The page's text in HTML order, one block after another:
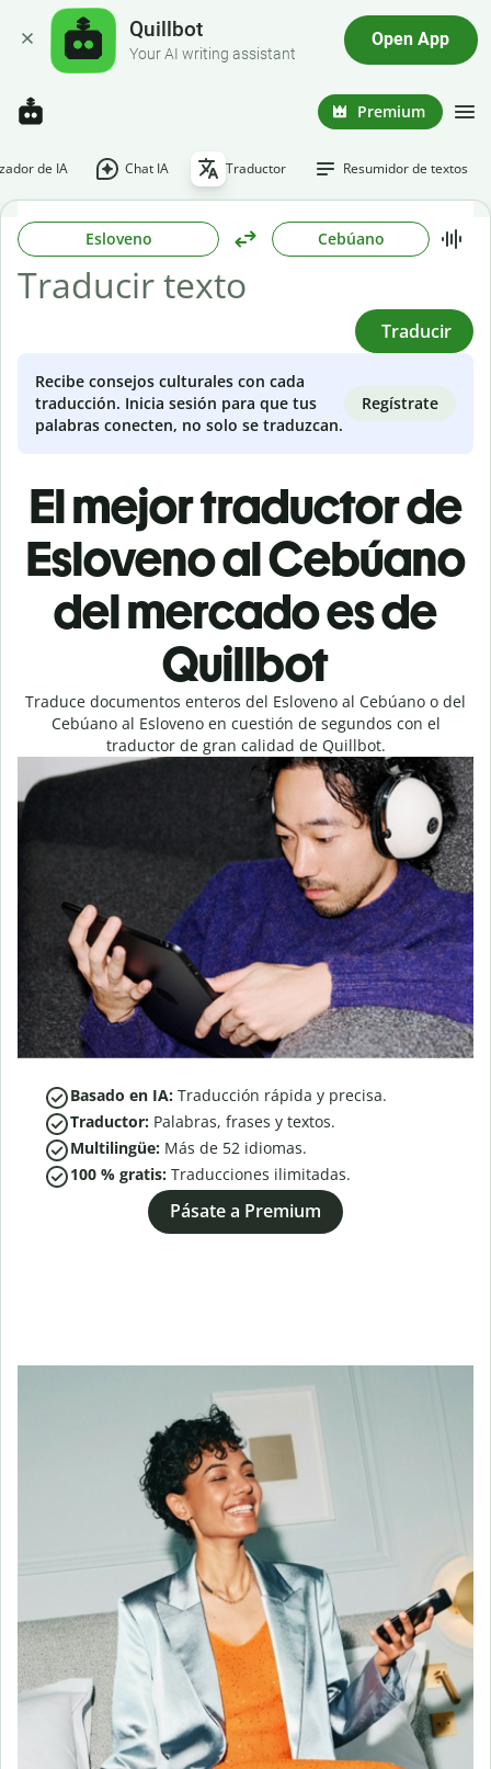
Quillbot
Your AI writing assistant
Open App
Premium
de IA Chat IA Traductor Resumidor de textos
Esloveno Cebúano
Traducir
Recibe consejos culturales con cada
traducción. Inicia sesión para que tus
palabras conecten, no solo se traduzcan.
Regístrate
El mejor traductor de
Esloveno al Cebúano
del mercado es de
Quillbot
Traduce documentos enteros del Esloveno al Cebúano o del
Cebúano al Esloveno en cuestión de segundos con el
traductor de gran calidad de Quillbot.
Basado en IA: Traducción rápida y precisa.
Traductor: Palabras, frases y textos.
Multilingüe: Más de 52 idiomas.
100 % gratis: Traducciones ilimitadas.
Pásate a Premium